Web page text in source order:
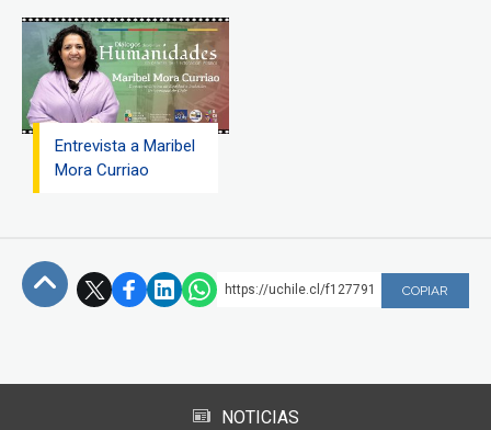
Entrevista a Maribel
Mora Curriao
https://uchile.cl/f127791 COPIAR
NOTICIAS